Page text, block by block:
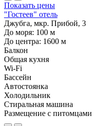
Показать цены
"Гостеев" отель
Джубга, мкр. Прибой, 3
До моря: 100 м
До центра: 1600 м
Балкон
Общая кухня
Wi-Fi
Бассейн
Автостоянка
Холодильник
Стиральная машина
Размещение с питомцами